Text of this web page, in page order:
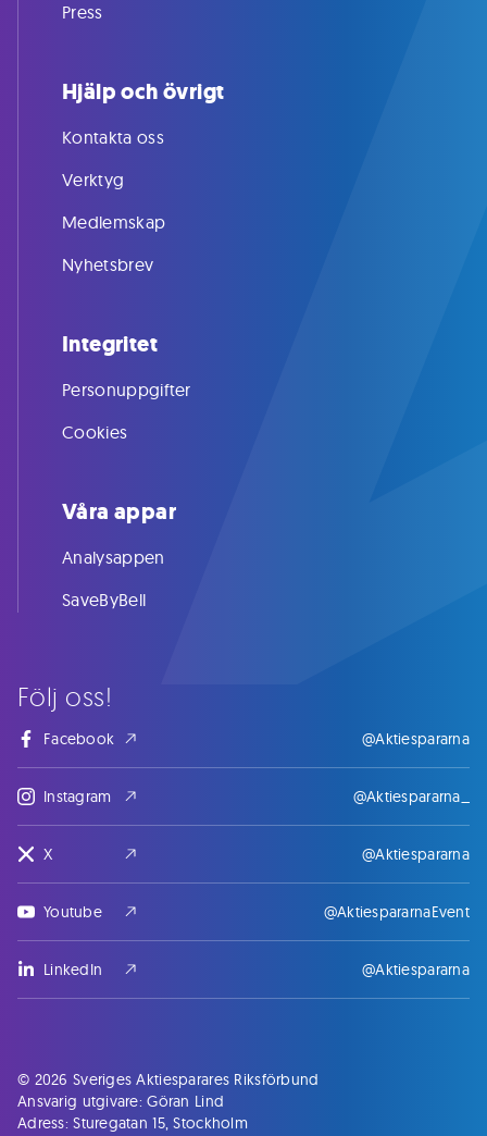
Följ oss!
Facebook @Aktiespararna
Instagram @Aktiespararna_
X @Aktiespararna
Youtube @AktiespararnaEvent
LinkedIn @Aktiespararna
Press
Hjälp och övrigt
Kontakta oss
Verktyg
Medlemskap
Nyhetsbrev
Integritet
Personuppgifter
Cookies
Våra appar
Analysappen
SaveByBell
© 2026 Sveriges Aktiesparares Riksförbund
Ansvarig utgivare: Göran Lind
Adress: Sturegatan 15, Stockholm